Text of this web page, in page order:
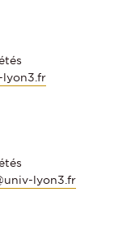
lyon3.fr
lyon3.fr